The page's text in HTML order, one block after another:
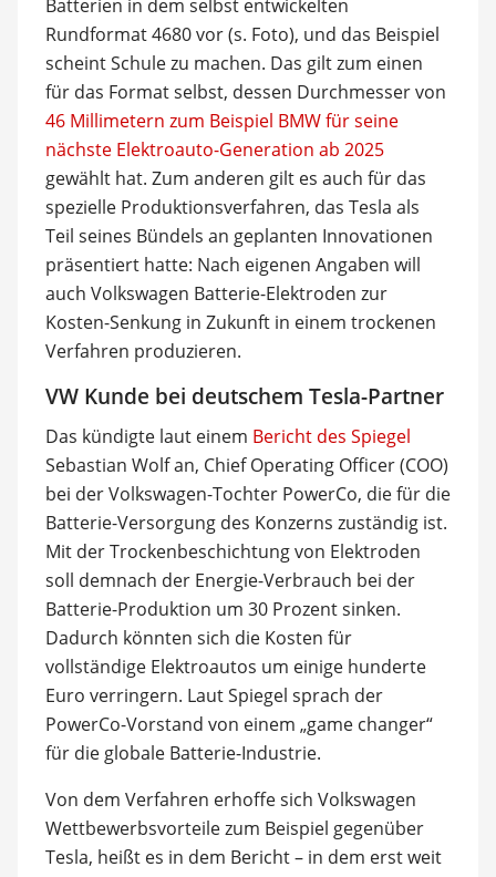
Batterien in dem selbst entwickelten
Rundformat 4680 vor (s. Foto), und das Beispiel
scheint Schule zu machen. Das gilt zum einen
für das Format selbst, dessen Durchmesser von
46 Millimetern zum Beispiel BMW für seine
nächste Elektroauto-Generation ab 2025
gewählt hat. Zum anderen gilt es auch für das
spezielle Produktionsverfahren, das Tesla als
Teil seines Bündels an geplanten Innovationen
präsentiert hatte: Nach eigenen Angaben will
auch Volkswagen Batterie-Elektroden zur
Kosten-Senkung in Zukunft in einem trockenen
Verfahren produzieren.
VW Kunde bei deutschem Tesla-Partner
Das kündigte laut einem Bericht des Spiegel
Sebastian Wolf an, Chief Operating Officer (COO)
bei der Volkswagen-Tochter PowerCo, die für die
Batterie-Versorgung des Konzerns zuständig ist.
Mit der Trockenbeschichtung von Elektroden
soll demnach der Energie-Verbrauch bei der
Batterie-Produktion um 30 Prozent sinken.
Dadurch könnten sich die Kosten für
vollständige Elektroautos um einige hunderte
Euro verringern. Laut Spiegel sprach der
PowerCo-Vorstand von einem „game changer“
für die globale Batterie-Industrie.
Von dem Verfahren erhoffe sich Volkswagen
Wettbewerbsvorteile zum Beispiel gegenüber
Tesla, heißt es in dem Bericht – in dem erst weit